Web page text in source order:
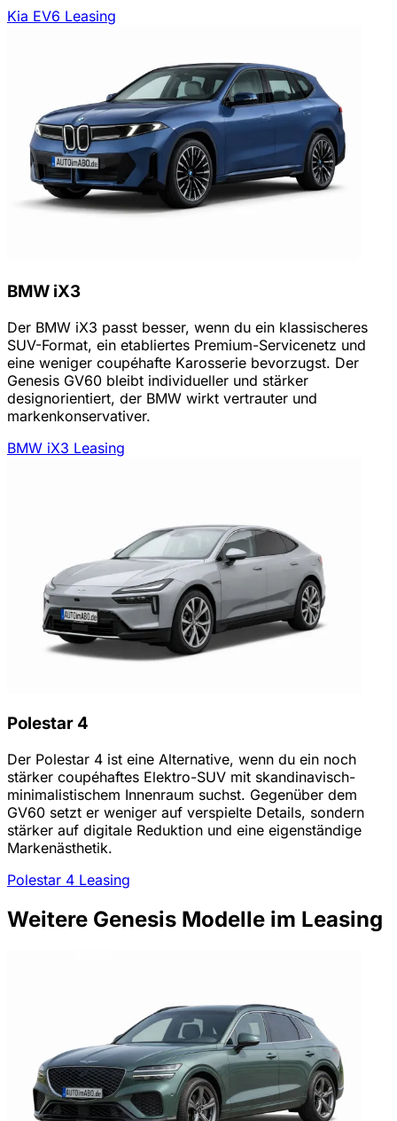
Kia EV6 Leasing
BMW iX3
Der BMW iX3 passt besser, wenn du ein klassischeres
SUV-Format, ein etabliertes Premium-Servicenetz und
eine weniger coupéhafte Karosserie bevorzugst. Der
Genesis GV60 bleibt individueller und stärker
designorientiert, der BMW wirkt vertrauter und
markenkonservativer.
BMW iX3 Leasing
Polestar 4
Der Polestar 4 ist eine Alternative, wenn du ein noch
stärker coupéhaftes Elektro-SUV mit skandinavisch-
minimalistischem Innenraum suchst. Gegenüber dem
GV60 setzt er weniger auf verspielte Details, sondern
stärker auf digitale Reduktion und eine eigenständige
Markenästhetik.
Polestar 4 Leasing
Weitere Genesis Modelle im Leasing